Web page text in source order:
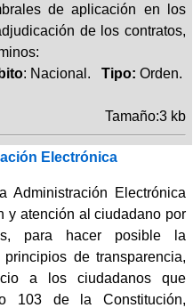
de aplicación en los
de los contratos,
: Nacional. Tipo: Orden.
Tamaño:3 kb
Electrónica
Administración Electrónica
y atención al ciudadano por
para hacer posible la
de transparencia,
a los ciudadanos que
103 de la Constitución,